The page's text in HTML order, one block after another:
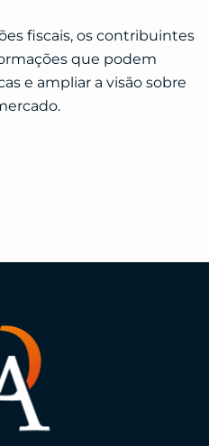
fiscais, os contribuintes
que podem
e ampliar a visão sobre